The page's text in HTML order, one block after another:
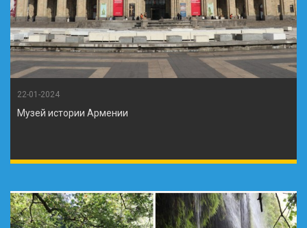
22-01-2024
Музей истории Армении